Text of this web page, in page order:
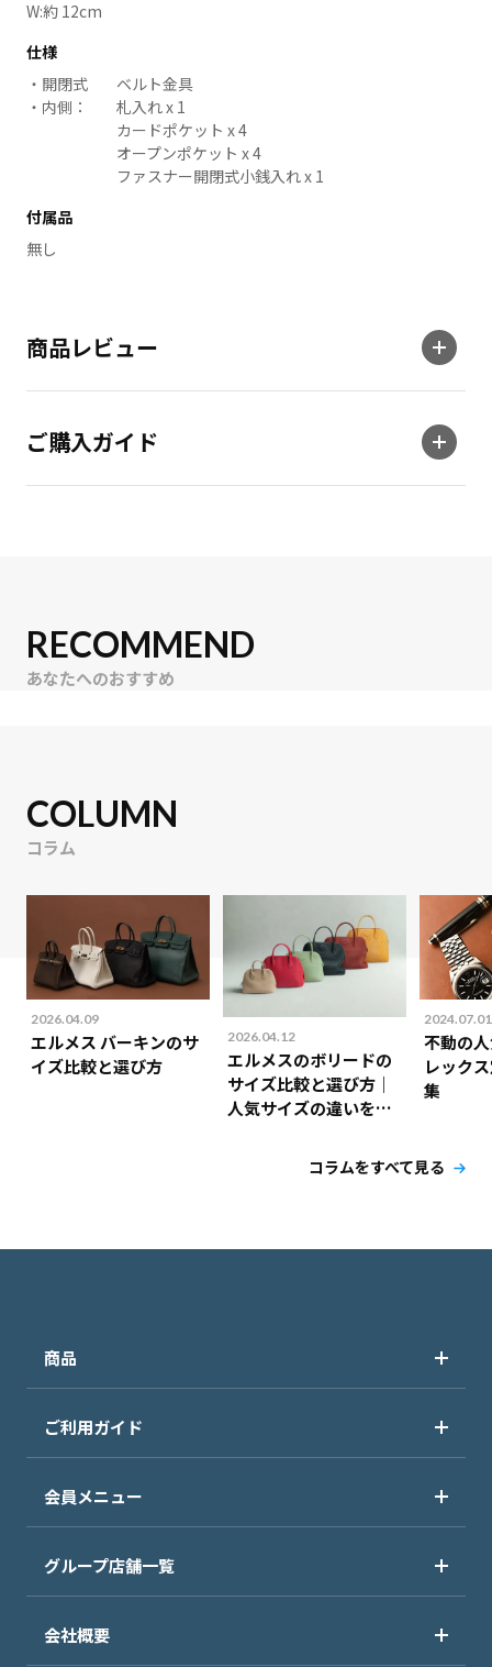
W:約 12cm
仕様
開閉式
ベルト金具
内側：
札入れ x 1
カードポケット x 4
オープンポケット x 4
ファスナー開閉式小銭入れ x 1
付属品
無し
商品レビュー
ご購入ガイド
RECOMMEND
あなたへのおすすめ
COLUMN
コラム
2026.04.09
エルメス バーキンのサ
イズ比較と選び方
2026.04.12
エルメスのボリードの
サイズ比較と選び方｜
人気サイズの違いを解
2024.07.01
不動の
レック
集
コラムをすべて見る
商品
ご利用ガイド
会員メニュー
グループ店舗一覧
会社概要